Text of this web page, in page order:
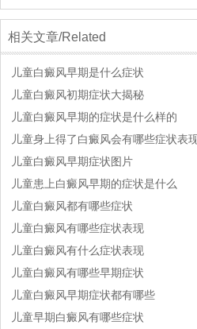
相关文章/Related
儿童白癜风早期是什么症状
儿童白癜风初期症状大揭秘
儿童白癜风早期的症状是什么样的
儿童身上得了白癜风会有哪些症状表
儿童白癜风早期症状图片
儿童患上白癜风早期的症状是什么
儿童白癜风都有哪些症状
儿童白癜风有哪些症状表现
儿童白癜风有什么症状表现
儿童白癜风有哪些早期症状
儿童白癜风早期症状都有哪些
儿童早期白癜风有哪些症状